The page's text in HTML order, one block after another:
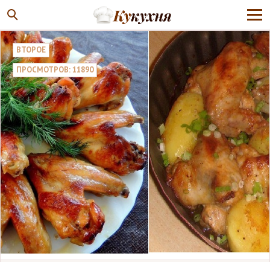
ВТОРОЕ
ПРОСМОТРОВ: 11890